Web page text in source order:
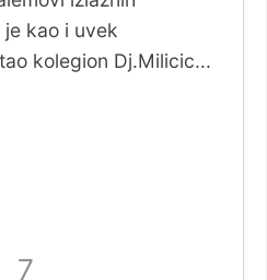
kao i uvek
kolegion Dj.Milicic...
7